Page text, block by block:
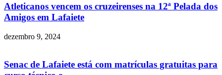
Atleticanos vencem os cruzeirenses na 12ª Pelada dos
Amigos em Lafaiete
dezembro 9, 2024
Senac de Lafaiete está com matrículas gratuitas para